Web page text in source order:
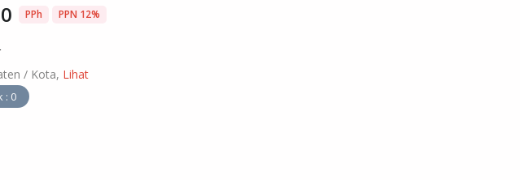
PPh PPN 12%
/ Kota, Lihat
: 0